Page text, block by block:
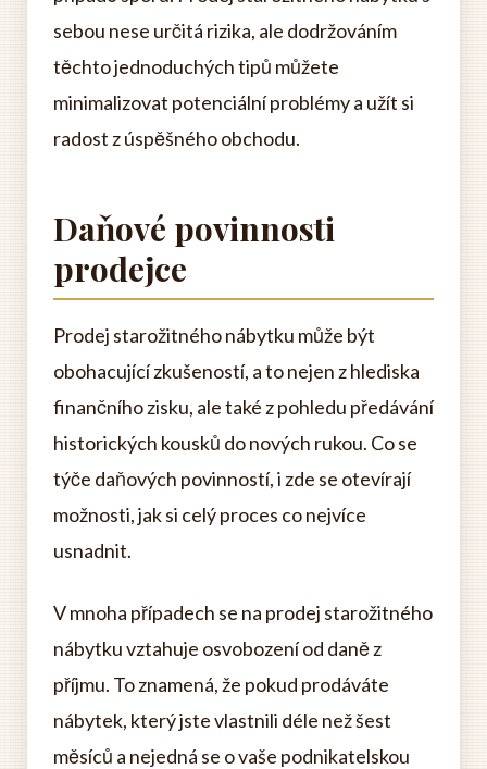
sebou nese určitá rizika, ale dodržováním
těchto jednoduchých tipů můžete
minimalizovat potenciální problémy a užít si
radost z úspěšného obchodu.
Daňové povinnosti
prodejce
Prodej starožitného nábytku může být
obohacující zkušeností, a to nejen z hlediska
finančního zisku, ale také z pohledu předávání
historických kousků do nových rukou. Co se
týče daňových povinností, i zde se otevírají
možnosti, jak si celý proces co nejvíce
usnadnit.
V mnoha případech se na prodej starožitného
nábytku vztahuje osvobození od daně z
příjmu. To znamená, že pokud prodáváte
nábytek, který jste vlastnili déle než šest
měsíců a nejedná se o vaše podnikatelskou